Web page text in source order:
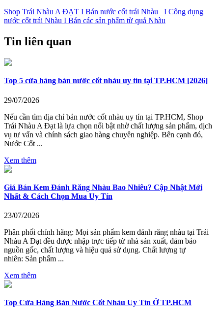
Shop Trái Nhàu A ĐẠT I Bán nước cốt trái Nhàu I Công dụng
nước cốt trái Nhàu I Bán các sản phẩm từ quả Nhàu
Tin liên quan
Top 5 cửa hàng bán nước cốt nhàu uy tín tại TP.HCM [2026]
29/07/2026
Nếu cần tìm địa chỉ bán nước cốt nhàu uy tín tại TP.HCM, Shop
Trái Nhàu A Đạt là lựa chọn nổi bật nhờ chất lượng sản phẩm, dịch
vụ tư vấn và chính sách giao hàng chuyên nghiệp. Bên cạnh đó,
Nước Cốt ...
Xem thêm
Giá Bán Kem Đánh Răng Nhàu Bao Nhiêu? Cập Nhật Mới
Nhất & Cách Chọn Mua Uy Tín
23/07/2026
Phân phối chính hãng: Mọi sản phẩm kem đánh răng nhàu tại Trái
Nhàu A Đạt đều được nhập trực tiếp từ nhà sản xuất, đảm bảo
nguồn gốc, chất lượng và hiệu quả sử dụng. Chất lượng tự
nhiên: Sản phẩm ...
Xem thêm
Top Cửa Hàng Bán Nước Cốt Nhàu Uy Tín Ở TP.HCM